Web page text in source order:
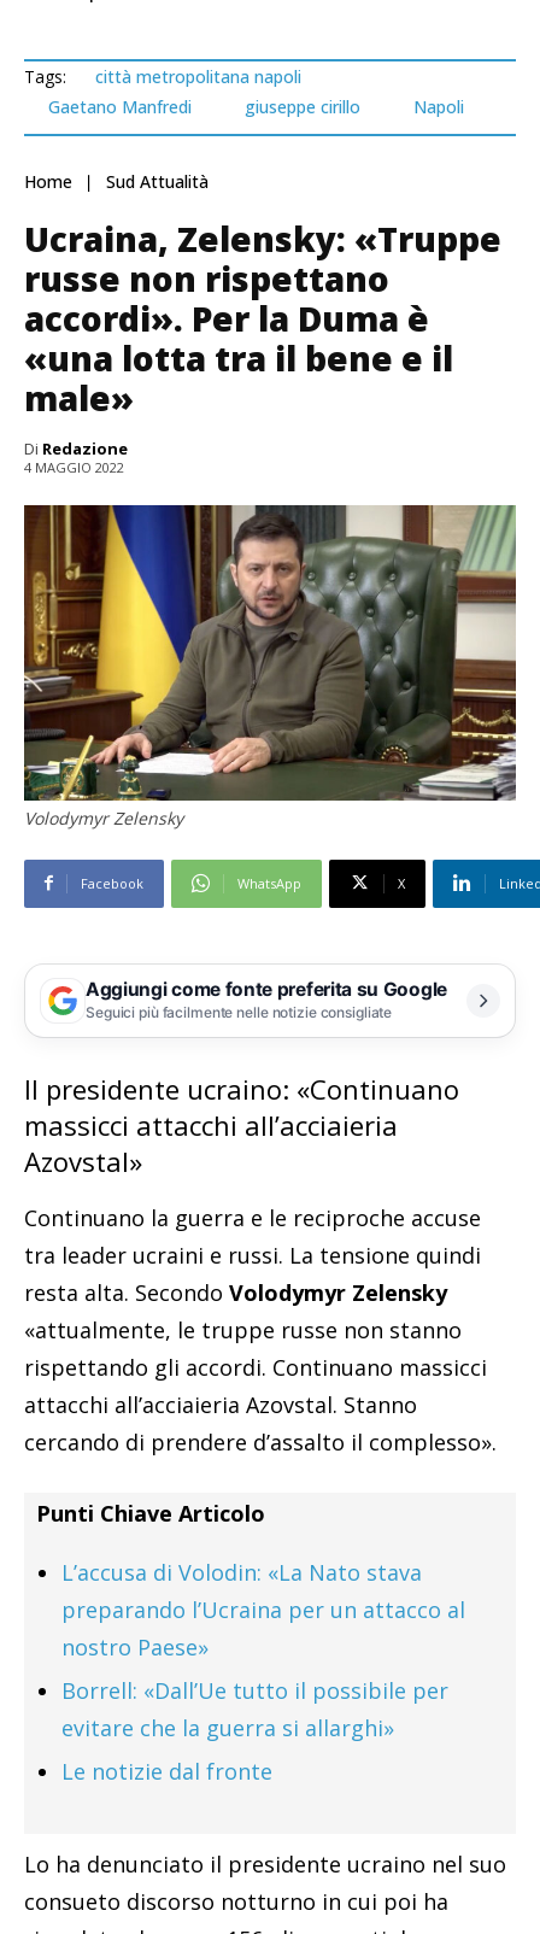
Tags:
città metropolitana napoli
Gaetano Manfredi
giuseppe cirillo Napoli
Home Sud Attualità
Ucraina, Zelensky: «Truppe
russe non rispettano
accordi». Per la Duma è
«una lotta tra il bene e il
male»
Di Redazione
4 MAGGIO 2022
Volodymyr Zelensky
Facebook WhatsApp X
Aggiungi come fonte preferita su Google
Seguici più facilmente nelle notizie consigliate
Il presidente ucraino: «Continuano
massicci attacchi all’acciaieria
Azovstal»
Continuano la guerra e le reciproche accuse
tra leader ucraini e russi. La tensione quindi
resta alta. Secondo Volodymyr Zelensky
«attualmente, le truppe russe non stanno
rispettando gli accordi. Continuano massicci
attacchi all’acciaieria Azovstal. Stanno
cercando di prendere d’assalto il complesso».
Punti Chiave Articolo
L’accusa di Volodin: «La Nato stava
preparando l’Ucraina per un attacco al
nostro Paese»
Borrell: «Dall’Ue tutto il possibile per
evitare che la guerra si allarghi»
Le notizie dal fronte
Lo ha denunciato il presidente ucraino nel suo
consueto discorso notturno in cui poi ha